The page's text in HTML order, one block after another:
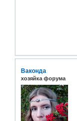
Ваконда
хозяйка форума